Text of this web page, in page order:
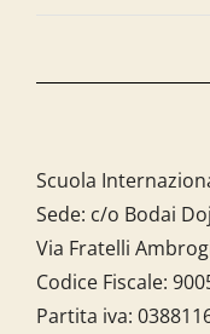
Scuola
Sede: c/o Bodai
Via Fratelli
Codice Fiscale:
Partita iva: